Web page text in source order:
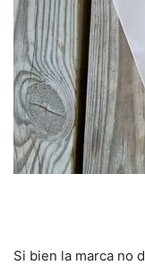
Si bien la marca no